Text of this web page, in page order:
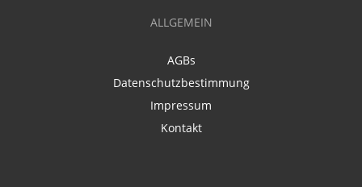
ALLGEMEIN
AGBs
Datenschutzbestimmung
Impressum
Kontakt